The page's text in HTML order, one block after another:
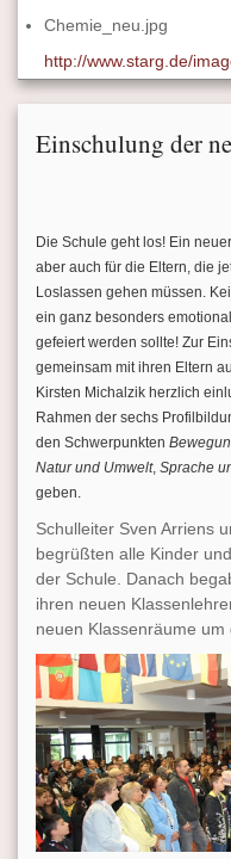
Chemie_neu.jpg
http://www.starg.de/
Einschulung der
Die Schule geht los! Ein
aber auch für die Eltern, die
Loslassen gehen müssen.
ein ganz besonders
gefeiert werden sollte! Zur
gemeinsam mit ihren Eltern
Kirsten Michalzik herzlich
Rahmen der sechs
den Schwerpunkten
Natur und Umwelt, Sprache
geben.
Schulleiter Sven Arriens
begrüßten alle Kinder
der Schule. Danach
ihren neuen
neuen Klassenräume um